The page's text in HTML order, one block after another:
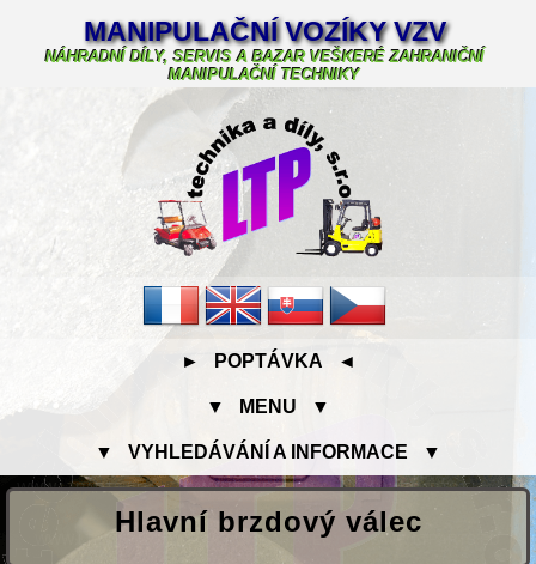
MANIPULAČNÍ VOZÍKY VZV
NÁHRADNÍ DÍLY, SERVIS A BAZAR VEŠKERÉ ZAHRANIČNÍ
MANIPULAČNÍ TECHNIKY
► POPTÁVKA ◄
▼ MENU ▼
▼ VYHLEDÁVÁNÍ A INFORMACE ▼
Hlavní brzdový válec